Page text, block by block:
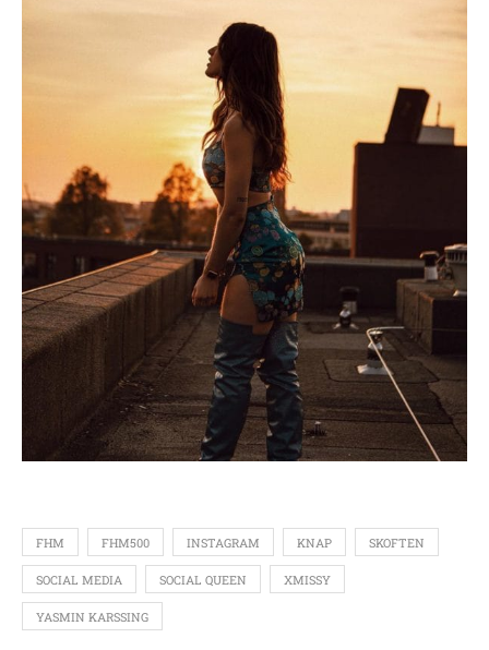
FHM FHM500 INSTAGRAM KNAP SKOFTEN
SOCIAL MEDIA SOCIAL QUEEN XMISSY
YASMIN KARSSING